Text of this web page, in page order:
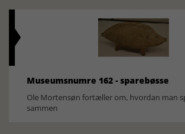
Museumsnumre 162 - sparebøsse
Ole Mortensøn fortæller om, hvordan man
sammen